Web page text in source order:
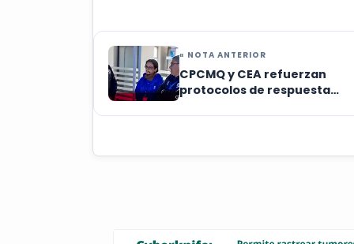
« NOTA ANTERIOR
CPCMQ y CEA refuerzan
protocolos de respuesta